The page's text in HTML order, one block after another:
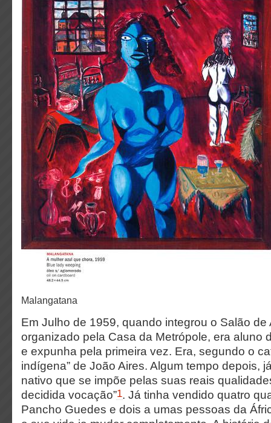
Malangatana
Em Julho de 1959, quando integrou o Salão de
organizado pela Casa da Metrópole, era aluno
e expunha pela primeira vez. Era, segundo o
indígena” de João Aires. Algum tempo depois,
nativo que se impõe pelas suas reais
decidida vocação”1. Já tinha vendido quatro
Pancho Guedes e dois a umas pessoas da